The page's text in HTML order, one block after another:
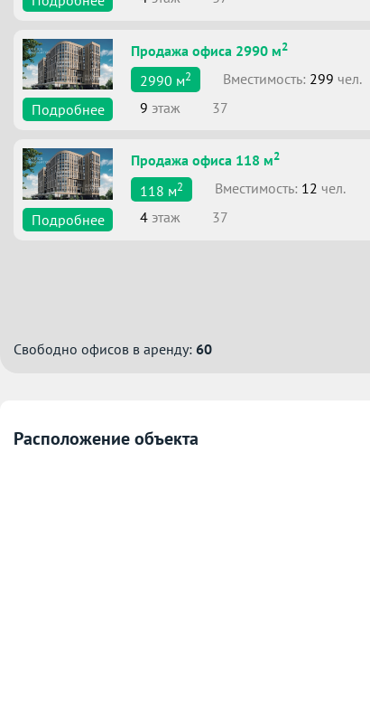
Подробнее
Продажа офиса 2990 м2
2990 м2 Вместимоcть: 299 чел.
9 этаж 37
Подробнее
Продажа офиса 118 м2
118 м2 Вместимоcть: 12 чел.
4 этаж 37
Свободно офисов в аренду: 60
Расположение объекта